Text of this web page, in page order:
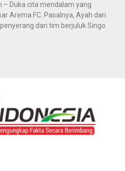
– Duka cita mendalam yang
Arema FC. Pasalnya, Ayah dari
dari tim berjuluk Singo